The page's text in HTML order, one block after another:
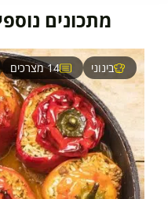
מתכונים
בינוני 14 מצרכים